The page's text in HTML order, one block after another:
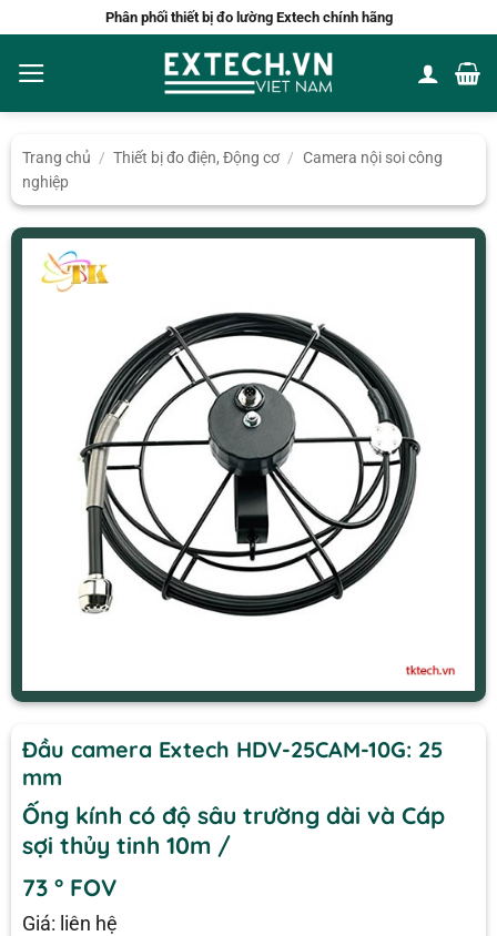
nội
dung
Phân phối thiết bị đo lường Extech chính hãng
Trang chủ / Thiết bị đo điện, Động cơ / Camera nội soi công
nghiệp
Đầu camera Extech HDV-25CAM-10G: 25
mm
Ống kính có độ sâu trường dài và Cáp
sợi thủy tinh 10m /
73 ° FOV
Giá: liên hệ